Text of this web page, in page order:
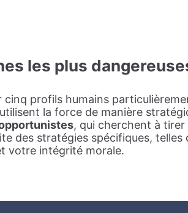
les plus
profils humains
la force de manière
, qui cherchent à
des stratégies spécifiques,
votre intégrité morale.